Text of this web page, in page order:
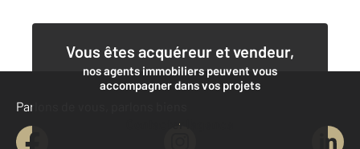
Vous êtes acquéreur et vendeur,
nos agents immobiliers peuvent vous
accompagner dans vos projets
Contacter l'agence
Parlons de vous, parlons biens